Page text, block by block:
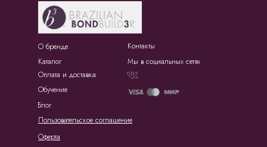
О бренде
Каталог
Оплата и доставка
Обучение
Блог
Пользовательское соглашение
Оферта
Контакты
Мы в социальных сетях